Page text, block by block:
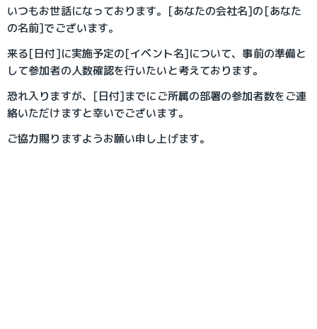
いつもお世話になっております。[あなたの会社名]の[あなた
の名前]でございます。
来る[日付]に実施予定の[イベント名]について、事前の準備と
して参加者の人数確認を行いたいと考えております。
恐れ入りますが、[日付]までにご所属の部署の参加者数をご連
絡いただけますと幸いでございます。
ご協力賜りますようお願い申し上げます。